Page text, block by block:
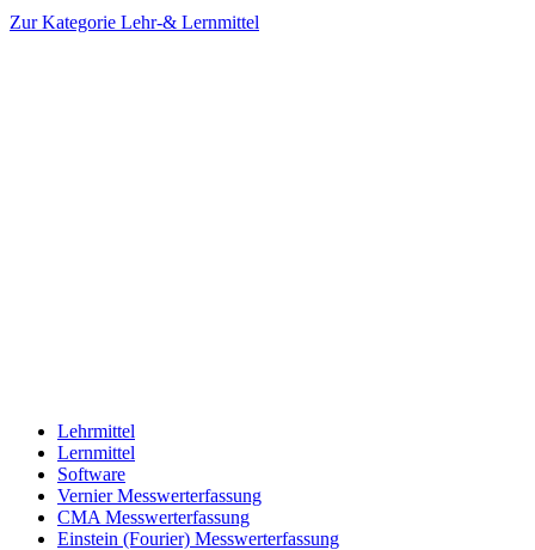
Zur Kategorie Lehr-& Lernmittel
Lehrmittel
Lernmittel
Software
Vernier Messwerterfassung
CMA Messwerterfassung
Einstein (Fourier) Messwerterfassung